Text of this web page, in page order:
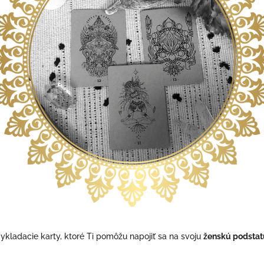
karty, ktoré Ti pomôžu napojiť sa na svoju ženskú